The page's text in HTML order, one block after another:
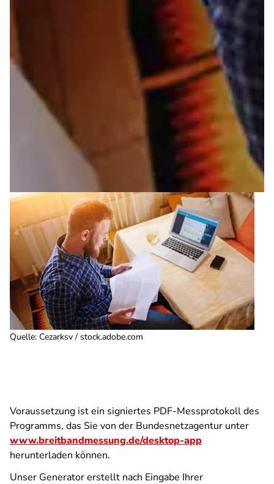
Quelle: Cezarksv / stock.adobe.com
Voraussetzung ist ein signiertes PDF-Messprotokoll des
Programms, das Sie von der Bundesnetzagentur unter
www.breitbandmessung.de/desktop-app
herunterladen können.
Unser Generator erstellt nach Eingabe Ihrer